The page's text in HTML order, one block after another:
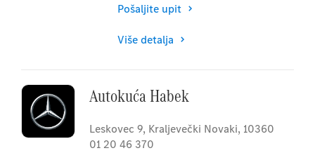
Pošaljite upit
Više detalja
Autokuća Habek
Leskovec 9, Kraljevečki Novaki, 10360
01 20 46 370